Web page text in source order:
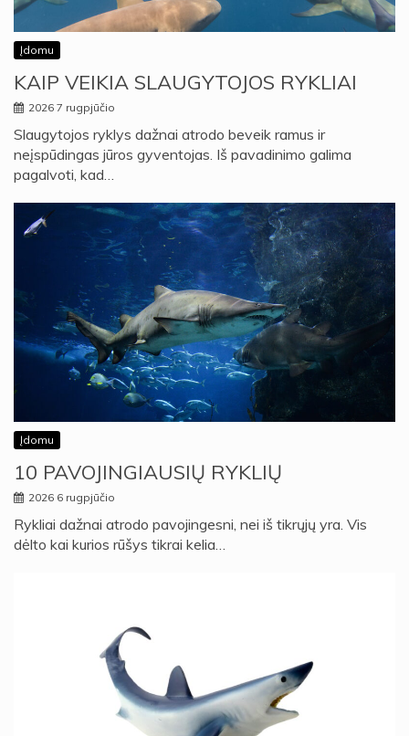
Įdomu
KAIP VEIKIA SLAUGYTOJOS RYKLIAI
2026 7 rugpjūčio
Slaugytojos ryklys dažnai atrodo beveik ramus ir
neįspūdingas jūros gyventojas. Iš pavadinimo galima
pagalvoti, kad…
Įdomu
10 PAVOJINGIAUSIŲ RYKLIŲ
2026 6 rugpjūčio
Rykliai dažnai atrodo pavojingesni, nei iš tikrųjų yra. Vis
dėlto kai kurios rūšys tikrai kelia…